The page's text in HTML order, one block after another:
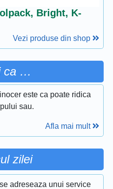
Bright, K-
Vezi produse din shop
ca …
este ca poate ridica
sau.
Afla mai mult
zilei
adreseaza unui service